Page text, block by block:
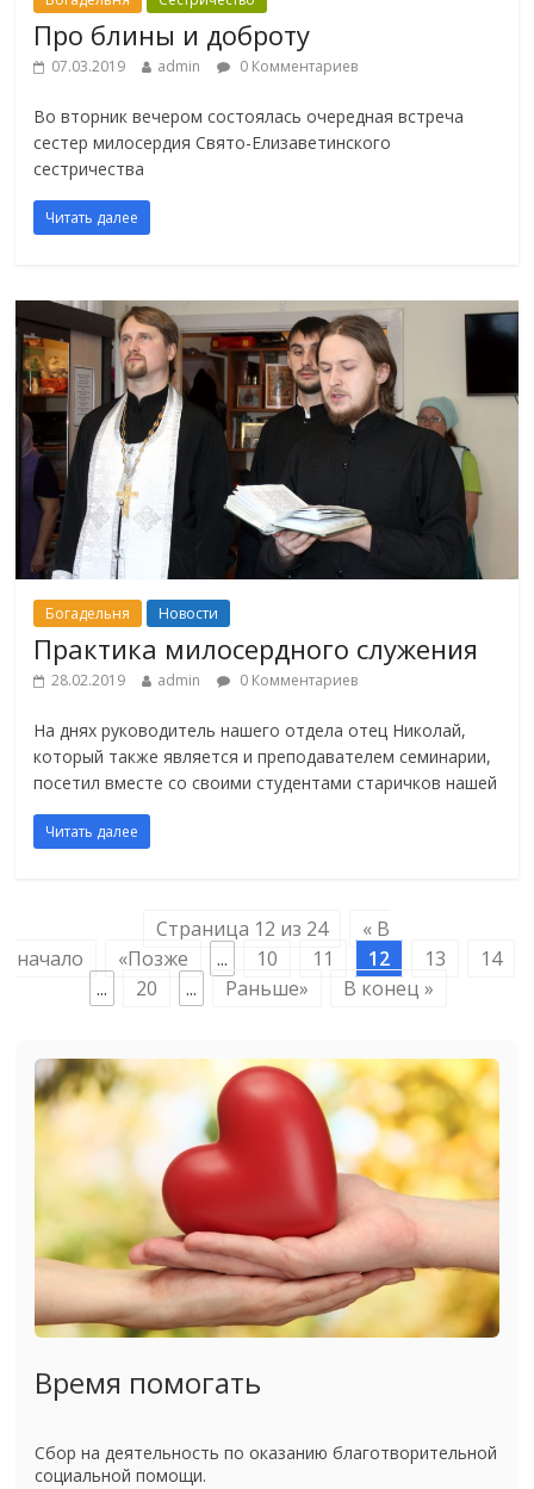
Про блины и доброту
07.03.2019 admin 0 Комментариев
Во вторник вечером состоялась очередная встреча
сестер милосердия Свято-Елизаветинского
сестричества
Читать далее
Богадельня Новости
Практика милосердного служения
28.02.2019 admin 0 Комментариев
На днях руководитель нашего отдела отец Николай,
который также является и преподавателем семинарии,
посетил вместе со своими студентами старичков нашей
Читать далее
Страница 12 из 24
« В
начало
«Позже ... 10 11 12 13
14
...
20 ... Раньше» В конец »
Время помогать
Сбор на деятельность по оказанию благотворительной
социальной помощи.